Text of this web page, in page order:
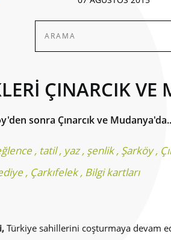
ÇINARCIK VE
sonra Çınarcık ve
, tatil, yaz, şenlik, Şarköy,
, Çarkıfelek, Bilgi kartları
Türkiye sahillerini coşturmaya devam